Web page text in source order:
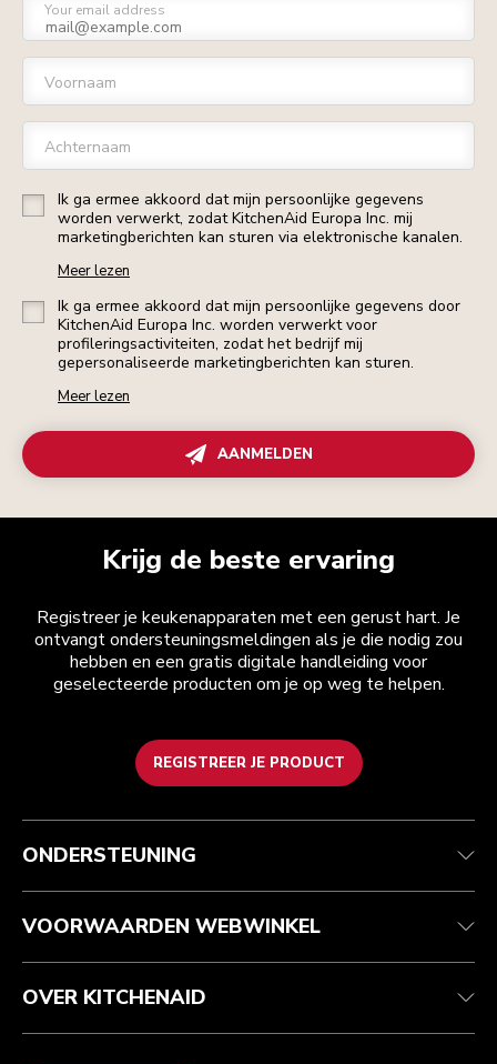
Your email address
Voornaam
Achternaam
Ik ga ermee akkoord dat mijn persoonlijke gegevens
worden verwerkt, zodat KitchenAid Europa Inc. mij
marketingberichten kan sturen via elektronische kanalen.
Meer lezen
Ik ga ermee akkoord dat mijn persoonlijke gegevens door
KitchenAid Europa Inc. worden verwerkt voor
profileringsactiviteiten, zodat het bedrijf mij
gepersonaliseerde marketingberichten kan sturen.
Meer lezen
AANMELDEN
Krijg de beste ervaring
Registreer je keukenapparaten met een gerust hart. Je
ontvangt ondersteuningsmeldingen als je die nodig zou
hebben en een gratis digitale handleiding voor
geselecteerde producten om je op weg te helpen.
REGISTREER JE PRODUCT
Health check
Je bestelling volgen
Garantie en documenten
Recupel
Algemene voorwaarden
Retournering en terugbetaling
Imprint
ODR
Het merk
Zoek een winkel
ONDERSTEUNING
VOORWAARDEN WEBWINKEL
OVER KITCHENAID